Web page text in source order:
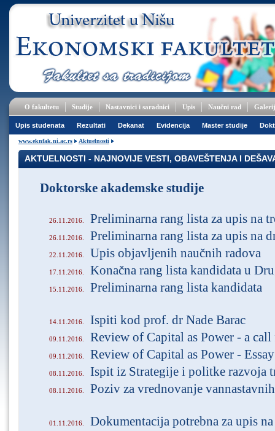
O fakultetu Studije Nastavnici i saradnici Upis Naučni rad
Upis studenata Rezultati Dekanat Evidencija Master studije
www.eknfak.ni.ac.rs Aktuelnosti
AKTUELNOSTI - NAJNOVIJE VESTI, OBAVEŠTENJA I
Doktorske akademske studije
26.11.2016. Preliminarna rang lista za upis na
26.11.2016. Preliminarna rang lista za upis na
22.11.2016. Upis objavljenih naučnih radova
17.11.2016. Konačna rang lista kandidata u
15.11.2016. Preliminarna rang lista kandidata
14.11.2016. Ispiti kod prof. dr Nade Barac
09.11.2016. Review of Capital as Power - a call
09.11.2016. ​Review of Capital as Power -
08.11.2016. Ispit iz Strategije i politke razvoja
08.11.2016. Poziv za vrednovanje
01.11.2016. Dokumentacija potrebna za upis